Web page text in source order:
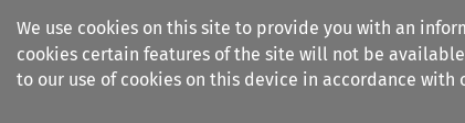
We use cookies on this site to provide you with an
cookies certain features of the site will not be
to our use of cookies on this device in accordance with